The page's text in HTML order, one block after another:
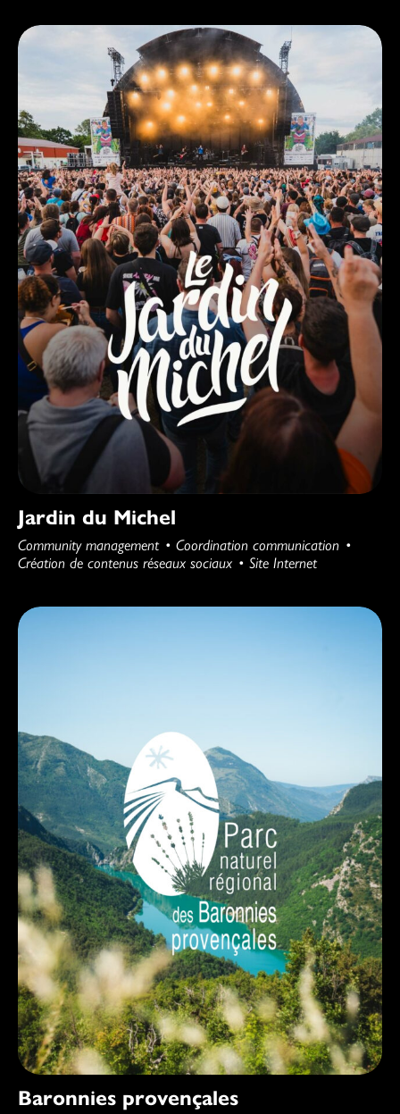
Jardin du Michel
Community management
Coordination communication
Création de contenus réseaux sociaux
Site Internet
Baronnies provençales